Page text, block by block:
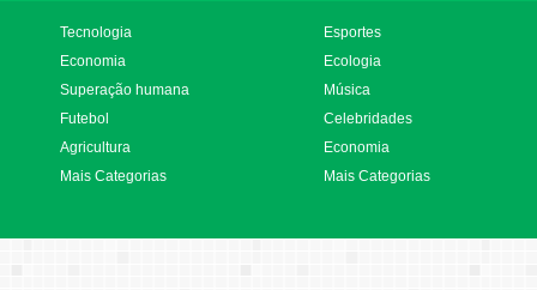
Tecnologia
Economia
Superação humana
Futebol
Agricultura
Mais Categorias
Esportes
Ecologia
Música
Celebridades
Economia
Mais Categorias